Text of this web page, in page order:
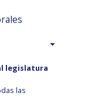
legislatura
las